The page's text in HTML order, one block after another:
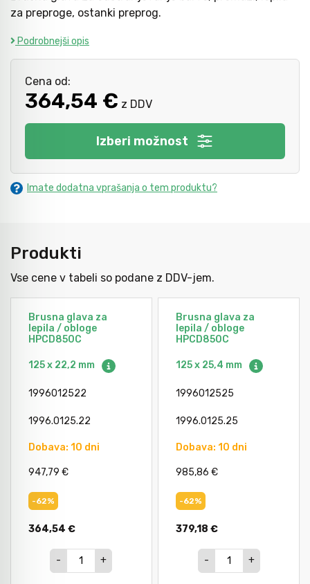
za preproge, ostanki preprog.
Podrobnejši opis
Cena od:
364,54 € z DDV
Izberi možnost
Imate dodatna vprašanja o tem produktu?
Produkti
Vse cene v tabeli so podane z DDV-jem.
Brusna glava za
lepila / obloge
HPCD850C
125 x 22,2 mm
1996012522
1996.0125.22
Dobava: 10 dni
947,79 €
-62%
364,54 €
- +
Brusna glava za
lepila / obloge
HPCD850C
125 x 25,4 mm
1996012525
1996.0125.25
Dobava: 10 dni
985,86 €
-62%
379,18 €
- +
Kladiva
Točkala, dleta, luknjači in pile
Vzvodi in primeži
Škarje, noži in žage
Svetila
Avtomobilsko orodje
Inštalatersko orodje
Krivilci cevi
Razno
Tesarsko orodje
Mazanje